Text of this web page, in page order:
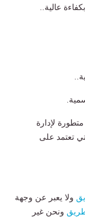
عالية..
لإدارة
تعتمد على
ولا يعبر عن وجهة
ونحن غير